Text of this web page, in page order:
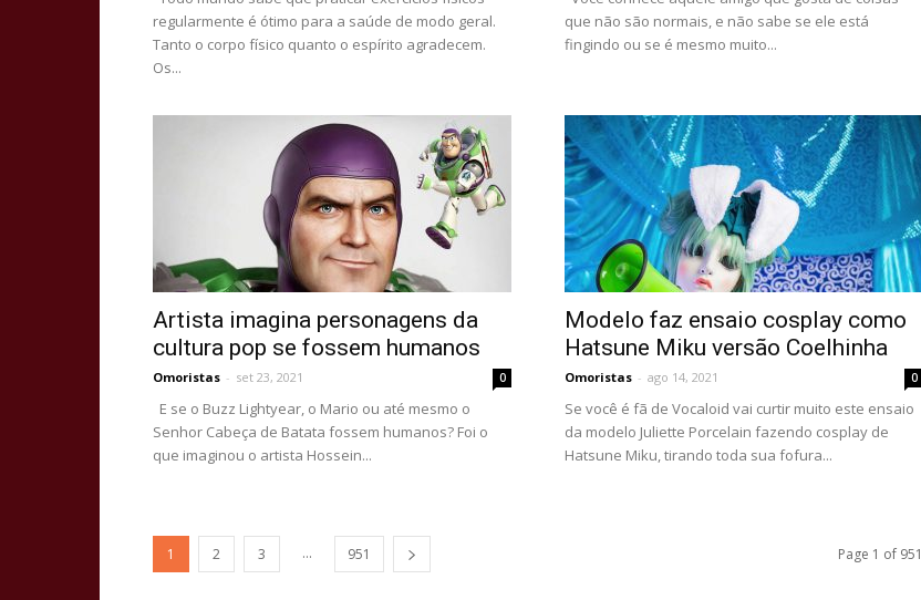
regularmente é ótimo para a saúde de modo geral.
Tanto o corpo físico quanto o espírito agradecem.
Os...
que não são normais, e não sabe se ele está
fingindo ou se é mesmo muito...
Artista imagina personagens da
cultura pop se fossem humanos
Omoristas - set 23, 2021 0
E se o Buzz Lightyear, o Mario ou até mesmo o
Senhor Cabeça de Batata fossem humanos? Foi o
que imaginou o artista Hossein...
Modelo faz ensaio cosplay como
Hatsune Miku versão Coelhinha
Omoristas - ago 14, 2021 0
Se você é fã de Vocaloid vai curtir muito este ensaio
da modelo Juliette Porcelain fazendo cosplay de
Hatsune Miku, tirando toda sua fofura...
1 2 3 ... 951 Page 1 of 951